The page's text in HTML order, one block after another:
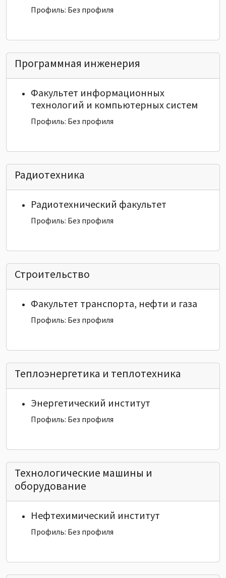
Профиль: Без профиля
Программная инженерия
Факультет информационных
технологий и компьютерных систем
Профиль: Без профиля
Радиотехника
Радиотехнический факультет
Профиль: Без профиля
Строительство
Факультет транспорта, нефти и газа
Профиль: Без профиля
Теплоэнергетика и теплотехника
Энергетический институт
Профиль: Без профиля
Технологические машины и
оборудование
Нефтехимический институт
Профиль: Без профиля